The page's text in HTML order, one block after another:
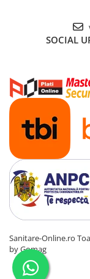
SOCIAL
Sanitare-Online.ro
by Gomag